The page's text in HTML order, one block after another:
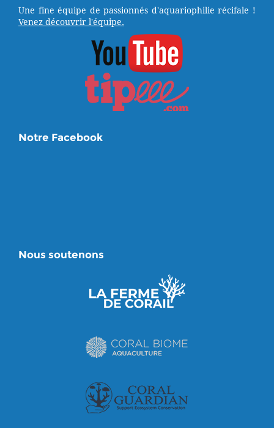
Une fine équipe de passionnés d'aquariophilie récifale !
Venez découvrir l'équipe.
Notre Facebook
Nous soutenons